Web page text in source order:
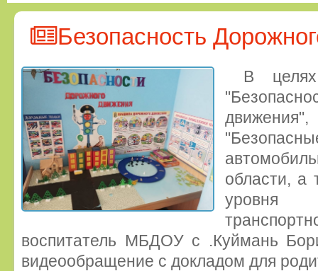
Безопасность
В
движения",
области, а
уровня
воспитатель МБДОУ с .Куймань
видеообращение с докладом для